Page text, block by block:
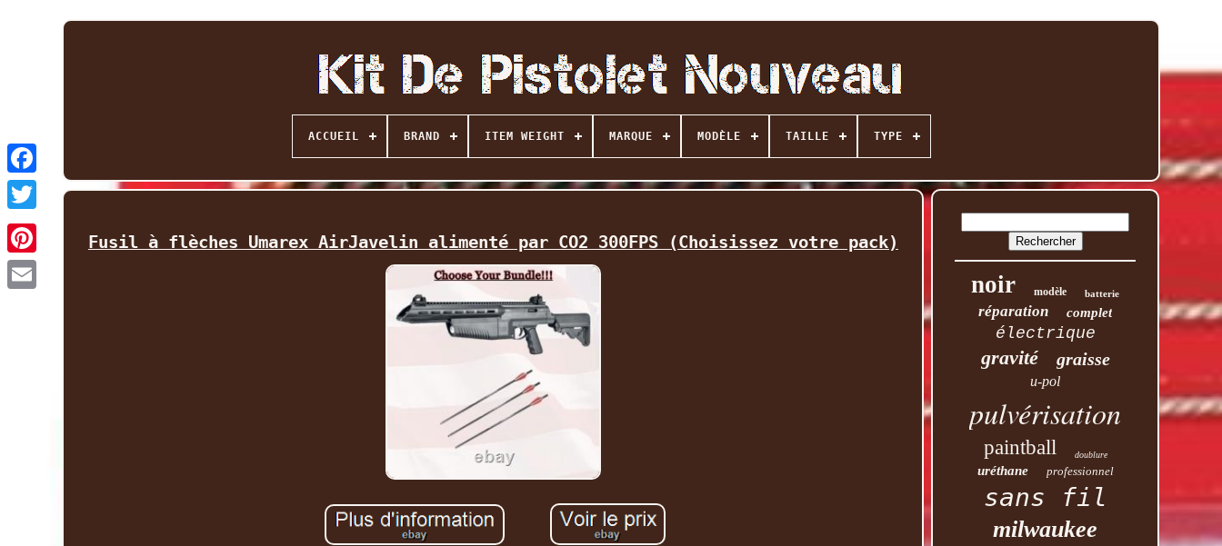
Facebook
Twitter
ACCUEIL BRAND ITEM WEIGHT MARQUE MODÈLE TAILLE TYPE
Fusil à flèches Umarex AirJavelin alimenté par CO2 300FPS (Choisissez votre pack)
noir modèle batterie
réparation complet
électrique
gravité graisse
u-pol
pulvérisation
paintball doublure
uréthane professionnel
sans fil
milwaukee